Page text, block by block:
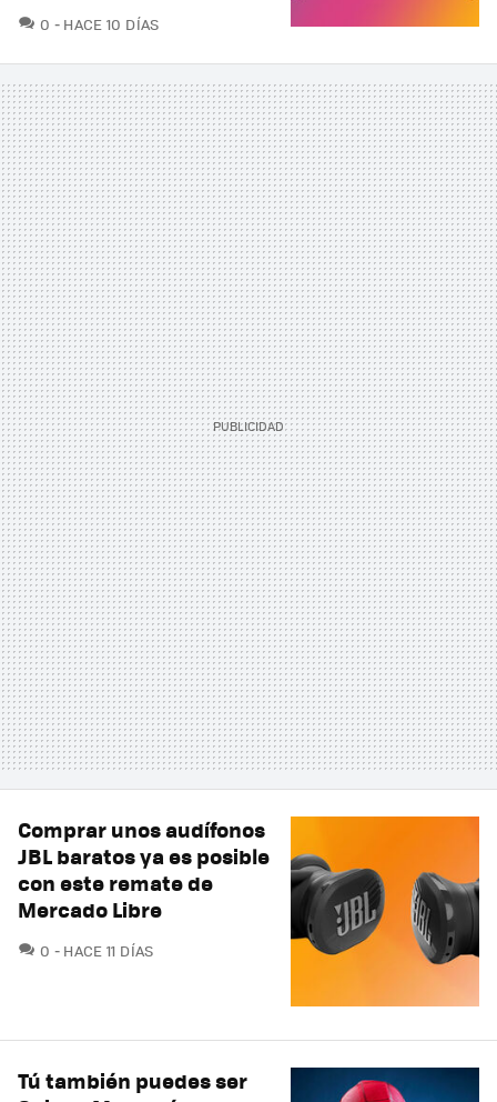
0 COMENTARIOS
HACE 10 DÍAS
Comprar unos audífonos
JBL baratos ya es posible
con este remate de
Mercado Libre
0 COMENTARIOS
HACE 11 DÍAS
Tú también puedes ser